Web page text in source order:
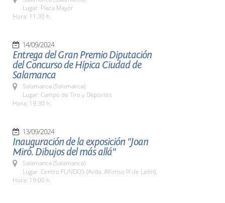
Lugar: Plaza Mayor
Hora: 11:30 h.
14/09/2024
Entrega del Gran Premio Diputación
del Concurso de Hípica Ciudad de
Salamanca
Salamanca (Salamanca)
Lugar: Campo de Tiro y Deportes
Hora: 19:30 h.
13/09/2024
Inauguración de la exposición "Joan
Miró. Dibujos del más allá"
Salamanca (Salamanca)
Lugar: Centro FUNDOS (Avda. Alfonso IX de León).
Hora: 19:00 h.